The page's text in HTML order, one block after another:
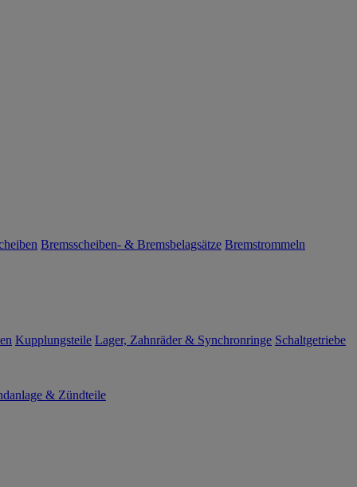
Bremsscheiben- & Bremsbelagsätze Bremstrommeln
Kupplungsteile Lager, Zahnräder & Synchronringe Schaltgetriebe
& Zündteile